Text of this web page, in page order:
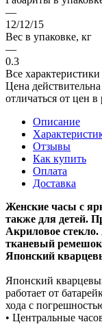
—
12/12/15
Вес в упаковке, кг
—
0.3
Все характеристики
Цена
отличаться от цен
Описание
Отзывы
Как купить
Оплата
Доставка
Женские часы с
также для детей.
Акриловое
тканевый
Японский
Японский
работает от
хода с
• Центральные